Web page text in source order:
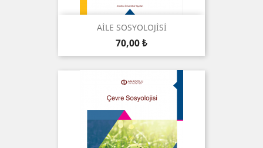
AİLE SOSYOLOJİSİ
Preis
70,00 ₺